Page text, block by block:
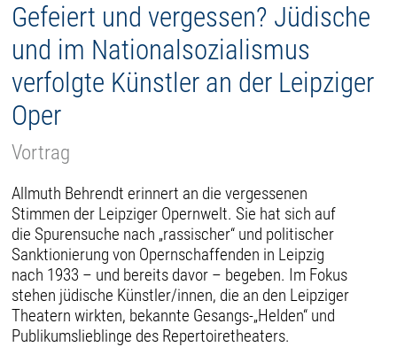
Gefeiert und vergessen? Jüdische
und im Nationalsozialismus
verfolgte Künstler an der Leipziger
Oper
Vortrag
Allmuth Behrendt erinnert an die vergessenen
Stimmen der Leipziger Opernwelt. Sie hat sich auf
die Spurensuche nach „rassischer“ und politischer
Sanktionierung von Opernschaffenden in Leipzig
nach 1933 – und bereits davor – begeben. Im Fokus
stehen jüdische Künstler/innen, die an den Leipziger
Theatern wirkten, bekannte Gesangs-„Helden“ und
Publikumslieblinge des Repertoiretheaters.